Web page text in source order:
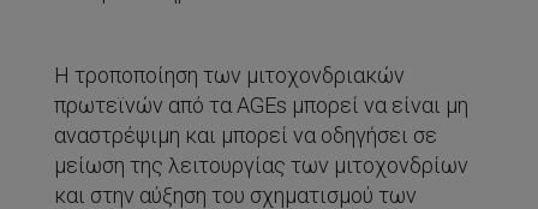
Η τροποποίηση των μιτοχονδριακών
πρωτεϊνών από τα AGEs μπορεί να είναι μη
αναστρέψιμη και μπορεί να οδηγήσει σε
μείωση της λειτουργίας των μιτοχονδρίων
και στην αύξηση του σχηματισμού των